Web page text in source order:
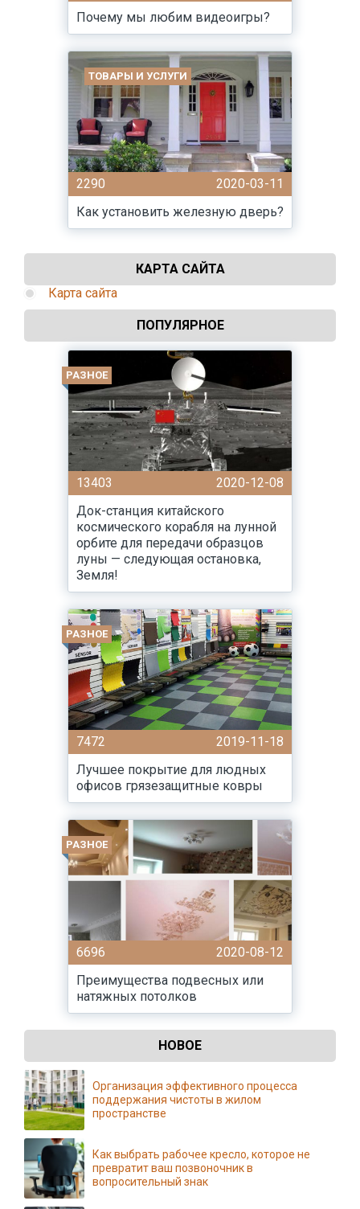
Почему мы любим видеоигры?
ТОВАРЫ И УСЛУГИ
2290
2020-03-11
Как установить железную дверь?
КАРТА САЙТА
Карта сайта
ПОПУЛЯРНОЕ
РАЗНОЕ
13403
2020-12-08
Док-станция китайского
космического корабля на лунной
орбите для передачи образцов
луны — следующая остановка,
Земля!
РАЗНОЕ
7472
2019-11-18
Лучшее покрытие для людных
офисов грязезащитные ковры
РАЗНОЕ
6696
2020-08-12
Преимущества подвесных или
натяжных потолков
НОВОЕ
Организация эффективного процесса
поддержания чистоты в жилом
пространстве
Как выбрать рабочее кресло, которое не
превратит ваш позвоночник в
вопросительный знак